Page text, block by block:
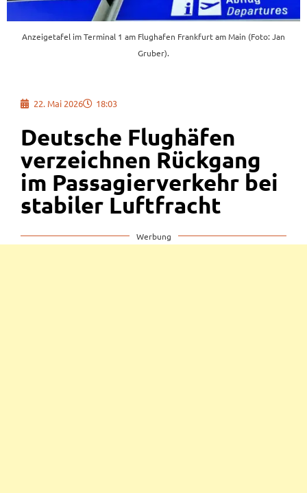
Anzeigetafel im Terminal 1 am Flughafen Frankfurt am Main (Foto: Jan
Gruber).
22. Mai 2026 18:03
Deutsche Flughäfen
verzeichnen Rückgang
im Passagierverkehr bei
stabiler Luftfracht
Werbung